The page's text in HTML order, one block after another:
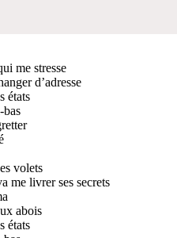
me stresse
d’adresse
états
bas
volets
me livrer ses secrets
abois
états